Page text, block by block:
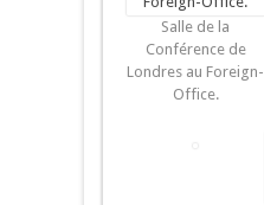
Salle de la
Conférence de
Londres au Foreign-
Office.